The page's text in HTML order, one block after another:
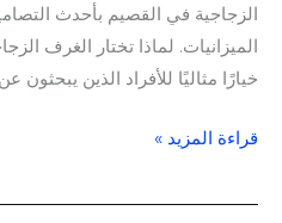
الزجاجية في القصيم بأحدث
الميزانيات. لماذا تختار الغرف
خيارًا مثاليًا للأفراد الذين يبحثون
قراءة المزيد »